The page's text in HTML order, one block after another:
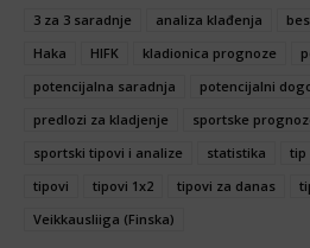
3 za 3 saradnje
analiza klađenja
Haka
HIFK kladionica prognoze
potencijalna saradnja
potencijalni
predlozi za kladjenje
sportske
sportski tipovi i analize
statistika tip
tipovi
tipovi 1x2 tipovi za danas
Veikkausliiga (Finska)